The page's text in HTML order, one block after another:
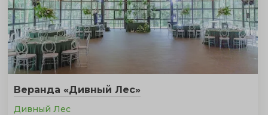
Веранда «Дивный Лес»
Дивный Лес